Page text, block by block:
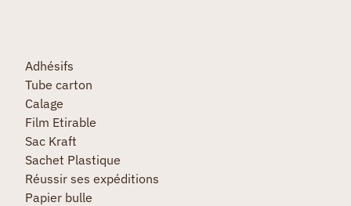
Adhésifs
Tube carton
Calage
Film Etirable
Sac Kraft
Sachet Plastique
Réussir ses expéditions
Papier bulle